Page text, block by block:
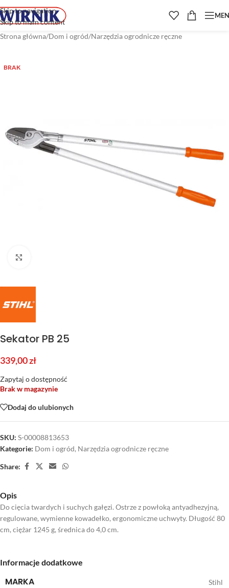
Skip to navigation
Skip to main content
Strona główna/Dom i ogród/Narzędzia ogrodnicze ręczne
BRAK
Sekator PB 25
339,00zł
Zapytaj o dostępność
Brak w magazynie
Dodaj do ulubionych
SKU: S-00008813653
Kategorie: Dom i ogród, Narzędzia ogrodnicze ręczne
Share:
Opis
Do cięcia twardych i suchych gałęzi. Ostrze z powłoką antyadhezyjną,
regulowane, wymienne kowadełko, ergonomiczne uchwyty. Długość 80
cm, ciężar 1245 g, średnica do 4,0 cm.
Informacje dodatkowe
MARKA Stihl